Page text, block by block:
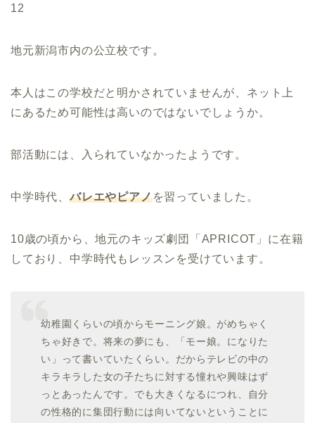
12
地元新潟市内の公立校です。
本人はこの学校だと明かされていませんが、ネット上
にあるため可能性は高いのではないでしょうか。
部活動には、入られていなかったようです。
中学時代、 バレエやピアノを習っていました。
10歳の頃から、地元のキッズ劇団「APRICOT」に在籍
しており、中学時代もレッスンを受けています。
幼稚園くらいの頃からモーニング娘。がめちゃく
ちゃ好きで。将来の夢にも、「モー娘。になりた
い」って書いていたくらい。だからテレビの中の
キラキラした女の子たちに対する憧れや興味はず
っとあったんです。でも大きくなるにつれ、自分
の性格的に集団行動には向いてないということに